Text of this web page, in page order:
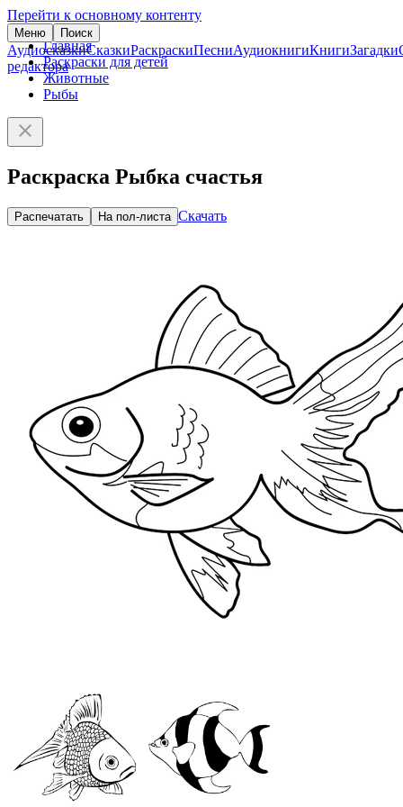
Перейти к основному контенту
Меню Поиск
АудиосказкиСказкиРаскраскиПесниАудиокнигиКнигиЗагадки
редактора
Главная
Раскраски для детей
Животные
Рыбы
Раскраска Рыбка счастья
Распечатать На пол-листа Скачать